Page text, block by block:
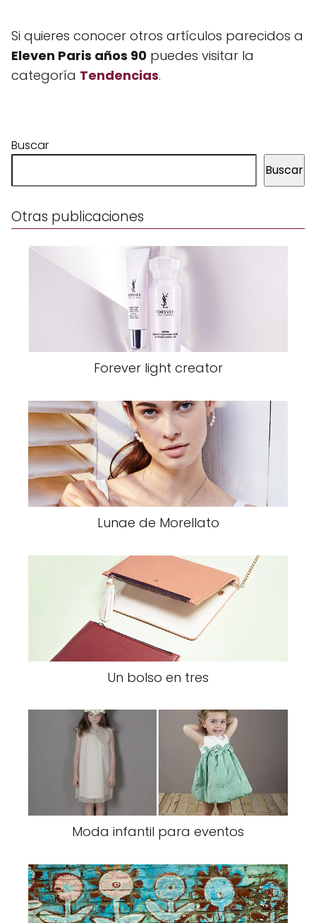
Si quieres conocer otros artículos parecidos a
Eleven Paris años 90 puedes visitar la
categoría Tendencias.
Buscar
Buscar
Otras publicaciones
Forever light creator
Lunae de Morellato
Un bolso en tres
Moda infantil para eventos